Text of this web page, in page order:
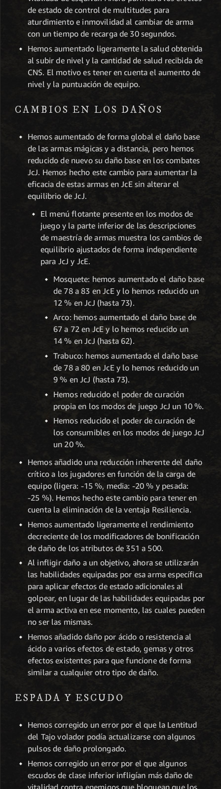
de estado de control de multitudes para
aturdimiento e inmovilidad al cambiar de arma
con un tiempo de recarga de 30 segundos.
Hemos aumentado ligeramente la salud obtenida
al subir de nivel y la cantidad de salud recibida de
CNS. El motivo es tener en cuenta el aumento de
nivel y la puntuación de equipo.
CAMBIOS EN LOS DAÑOS
Hemos aumentado de forma global el daño base
de las armas mágicas y a distancia, pero hemos
reducido de nuevo su daño base en los combates
JcJ. Hemos hecho este cambio para aumentar la
eficacia de estas armas en JcE sin alterar el
equilibrio de JcJ.
El menú flotante presente en los modos de
juego y la parte inferior de las descripciones
de maestría de armas muestra los cambios de
equilibrio ajustados de forma independiente
para JcJ y JcE.
Mosquete: hemos aumentado el daño base
de 78 a 83 en JcE y lo hemos reducido un
12 % en JcJ (hasta 73).
Arco: hemos aumentado el daño base de
67 a 72 en JcE y lo hemos reducido un
14 % en JcJ (hasta 62).
Trabuco: hemos aumentado el daño base
de 78 a 80 en JcE y lo hemos reducido un
9 % en JcJ (hasta 73).
Hemos reducido el poder de curación
propia en los modos de juego JcJ un 10 %.
Hemos reducido el poder de curación de
los consumibles en los modos de juego JcJ
un 20 %.
Hemos añadido una reducción inherente del daño
crítico a los jugadores en función de la carga de
equipo (ligera: -15 %, media: -20 % y pesada:
-25 %). Hemos hecho este cambio para tener en
cuenta la eliminación de la ventaja Resiliencia.
Hemos aumentado ligeramente el rendimiento
decreciente de los modificadores de bonificación
de daño de los atributos de 351 a 500.
Al infligir daño a un objetivo, ahora se utilizarán
las habilidades equipadas por esa arma específica
para aplicar efectos de estado adicionales al
golpear, en lugar de las habilidades equipadas por
el arma activa en ese momento, las cuales pueden
no ser las mismas.
Hemos añadido daño por ácido o resistencia al
ácido a varios efectos de estado, gemas y otros
efectos existentes para que funcione de forma
similar a cualquier otro tipo de daño.
ESPADA Y ESCUDO
Hemos corregido un error por el que la Lentitud
del Tajo volador podía actualizarse con algunos
pulsos de daño prolongado.
Hemos corregido un error por el que algunos
escudos de clase inferior infligían más daño de
vitalidad contra enemigos que bloquean que los